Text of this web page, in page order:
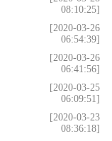
08:10:25]
[2020-03-26
06:54:39]
[2020-03-26
06:41:56]
[2020-03-25
06:09:51]
[2020-03-23
08:36:18]